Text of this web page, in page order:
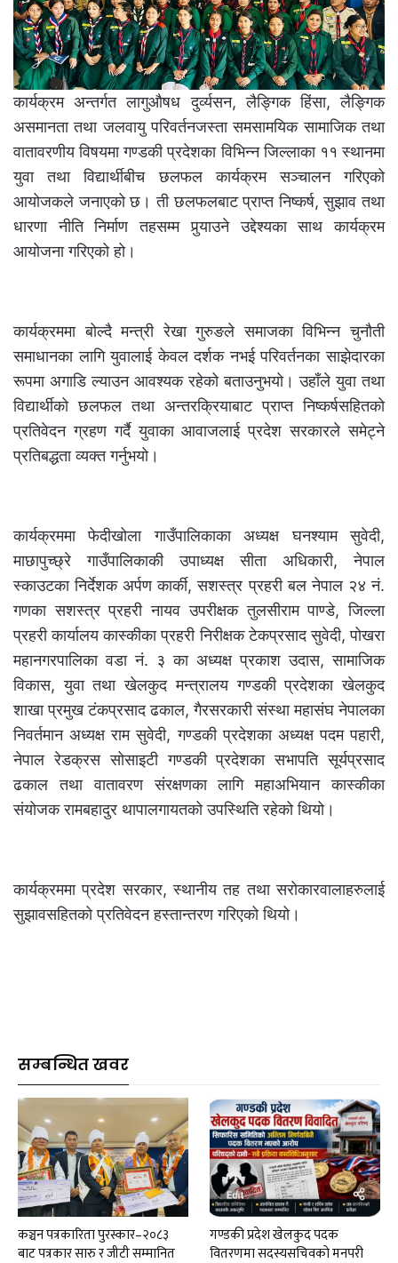
कार्यक्रम अन्तर्गत लागुऔषध दुर्व्यसन, लैङ्गिक हिंसा, लैङ्गिक
असमानता तथा जलवायु परिवर्तनजस्ता समसामयिक सामाजिक तथा
वातावरणीय विषयमा गण्डकी प्रदेशका विभिन्न जिल्लाका ११ स्थानमा
युवा तथा विद्यार्थीबीच छलफल कार्यक्रम सञ्चालन गरिएको
आयोजकले जनाएको छ। ती छलफलबाट प्राप्त निष्कर्ष, सुझाव तथा
धारणा नीति निर्माण तहसम्म पुर्‍याउने उद्देश्यका साथ कार्यक्रम
आयोजना गरिएको हो।
कार्यक्रममा बोल्दै मन्त्री रेखा गुरुङले समाजका विभिन्न चुनौती
समाधानका लागि युवालाई केवल दर्शक नभई परिवर्तनका साझेदारका
रूपमा अगाडि ल्याउन आवश्यक रहेको बताउनुभयो। उहाँले युवा तथा
विद्यार्थीको छलफल तथा अन्तरक्रियाबाट प्राप्त निष्कर्षसहितको
प्रतिवेदन ग्रहण गर्दै युवाका आवाजलाई प्रदेश सरकारले समेट्ने
प्रतिबद्धता व्यक्त गर्नुभयो।
कार्यक्रममा फेदीखोला गाउँपालिकाका अध्यक्ष घनश्याम सुवेदी,
माछापुच्छ्रे गाउँपालिकाकी उपाध्यक्ष सीता अधिकारी, नेपाल
स्काउटका निर्देशक अर्पण कार्की, सशस्त्र प्रहरी बल नेपाल २४ नं.
गणका सशस्त्र प्रहरी नायव उपरीक्षक तुलसीराम पाण्डे, जिल्ला
प्रहरी कार्यालय कास्कीका प्रहरी निरीक्षक टेकप्रसाद सुवेदी, पोखरा
महानगरपालिका वडा नं. ३ का अध्यक्ष प्रकाश उदास, सामाजिक
विकास, युवा तथा खेलकुद मन्त्रालय गण्डकी प्रदेशका खेलकुद
शाखा प्रमुख टंकप्रसाद ढकाल, गैरसरकारी संस्था महासंघ नेपालका
निवर्तमान अध्यक्ष राम सुवेदी, गण्डकी प्रदेशका अध्यक्ष पदम पहारी,
नेपाल रेडक्रस सोसाइटी गण्डकी प्रदेशका सभापति सूर्यप्रसाद
ढकाल तथा वातावरण संरक्षणका लागि महाअभियान कास्कीका
संयोजक रामबहादुर थापालगायतको उपस्थिति रहेको थियो।
कार्यक्रममा प्रदेश सरकार, स्थानीय तह तथा सरोकारवालाहरुलाई
सुझावसहितको प्रतिवेदन हस्तान्तरण गरिएको थियो।
सम्बन्धित खवर
कञ्चन पत्रकारिता पुरस्कार–२०८३
बाट पत्रकार सारु र जीटी सम्मानित
गण्डकी प्रदेश खेलकुद पदक
वितरणमा सदस्यसचिवकाे मनपरी